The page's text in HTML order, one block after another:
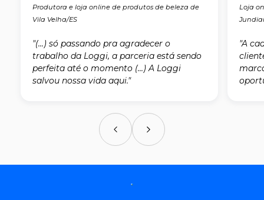
Produtora e loja online de produtos de beleza de
Vila Velha/ES
"(...) só passando pra agradecer o
trabalho da Loggi, a parceria está sendo
perfeita até o momento (...) A Loggi
salvou nossa vida aqui."
Loja
"A